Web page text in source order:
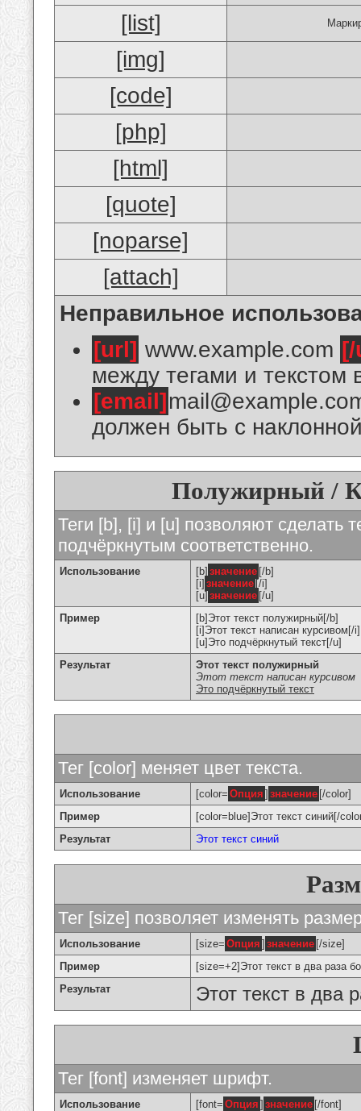
[list]
[img]
[code]
[php]
[html]
[quote]
[noparse]
[attach]
Неправильное
[url] www.example.com
между тегами и текстом
[email]
должен быть с
Полужирный /
Теги [b], [i] и [u] позволяют сделать
подчёркнутым соответственно.
Использование [b] значение [/b]
[i] значение [/i]
[u] значение [/u]
Пример
[b]Этот текст полужирный[/b]
[i]Этот текст написан курсивом[/i]
[u]Это подчёркнутый текст[/u]
Результат
Этот текст полужирный
Этот текст написан курсивом
Это подчёркнутый текст
Тег [color] меняет цвет текста.
Использование [color= Опция ] значение [/color]
Пример
[color=blue]Этот текст синий[/
Результат
Этот текст синий
Тег [size] позволяет изменять
Использование [size= Опция ] значение [/size]
Пример
[size=+2]Этот текст в два раза
Результат
Этот текст в два
Тег [font] изменяет шрифт.
Использование [font= Опция ] значение [/font]